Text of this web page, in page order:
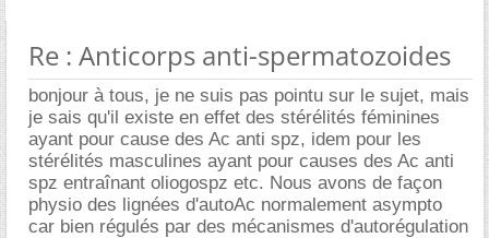
Re : Anticorps anti-spermatozoides
bonjour à tous, je ne suis pas pointu sur le sujet, mais
je sais qu'il existe en effet des stérélités féminines
ayant pour cause des Ac anti spz, idem pour les
stérélités masculines ayant pour causes des Ac anti
spz entraînant oliogospz etc. Nous avons de façon
physio des lignées d'autoAc normalement asympto
car bien régulés par des mécanismes d'autorégulation